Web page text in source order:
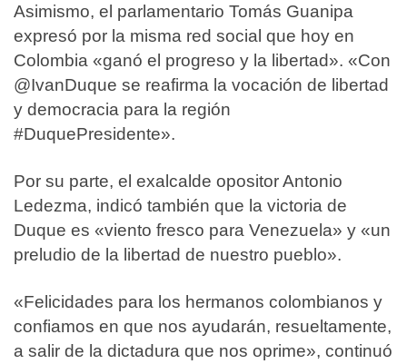
Asimismo, el parlamentario Tomás Guanipa
expresó por la misma red social que hoy en
Colombia «ganó el progreso y la libertad». «Con
@IvanDuque se reafirma la vocación de libertad
y democracia para la región
#DuquePresidente».
Por su parte, el exalcalde opositor Antonio
Ledezma, indicó también que la victoria de
Duque es «viento fresco para Venezuela» y «un
preludio de la libertad de nuestro pueblo».
«Felicidades para los hermanos colombianos y
confiamos en que nos ayudarán, resueltamente,
a salir de la dictadura que nos oprime», continuó